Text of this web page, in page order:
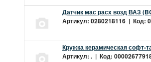
Датчик мас расх возд ВАЗ
Артикул: 0280218116 | Код:
Кружка керамическая софт-
Артикул: . | Код: